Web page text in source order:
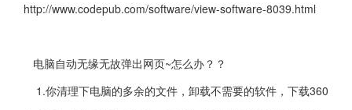
http://www.codepub.com/software/view-software-8039.html
电脑自动无缘无故弹出网页~怎么办？？
1.你清理下电脑的多余的文件，卸载不需要的软件，下载360